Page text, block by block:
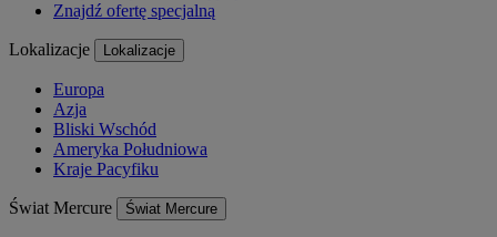
Znajdź ofertę specjalną
Lokalizacje Lokalizacje
Europa
Azja
Bliski Wschód
Ameryka Południowa
Kraje Pacyfiku
Świat Mercure Świat Mercure